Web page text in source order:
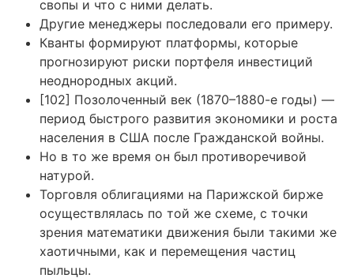
свопы и что с ними делать.
Другие менеджеры последовали его примеру.
Кванты формируют платформы, которые
прогнозируют риски портфеля инвестиций
неоднородных акций.
[102] Позолоченный век (1870–1880-е годы) —
период быстрого развития экономики и роста
населения в США после Гражданской войны.
Но в то же время он был противоречивой
натурой.
Торговля облигациями на Парижской бирже
осуществлялась по той же схеме, с точки
зрения математики движения были такими же
хаотичными, как и перемещения частиц
пыльцы.